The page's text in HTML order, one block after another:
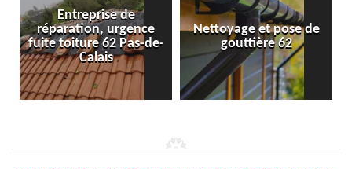
de-
Nettoyage et pose de
gouttière 62
Pose et réparation de
velux 62